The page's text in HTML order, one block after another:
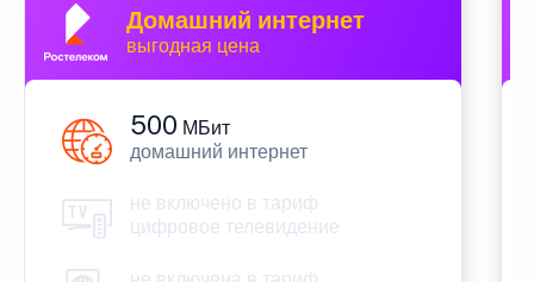
Домашний интернет
выгодная цена
500 МБит
домашний интернет
не включено в тариф
цифровое телевидение